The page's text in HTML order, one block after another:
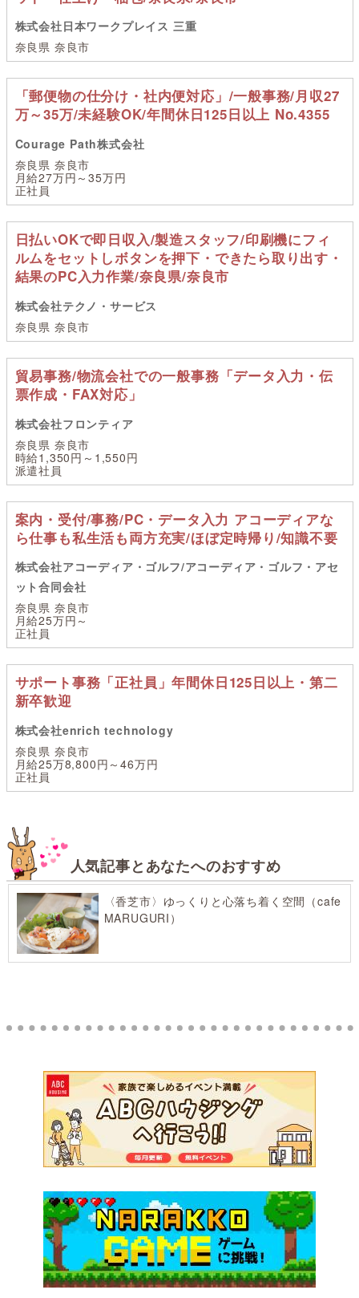
株式会社日本ワークプレイス 三重
奈良県 奈良市
「郵便物の仕分け・社内便対応」/一般事務/月収27
万～35万/未経験OK/年間休日125日以上 No.4355
Courage Path株式会社
奈良県 奈良市
月給27万円～35万円
正社員
日払いOKで即日収入/製造スタッフ/印刷機にフィ
ルムをセットしボタンを押下・できたら取り出す・
結果のPC入力作業/奈良県/奈良市
株式会社テクノ・サービス
奈良県 奈良市
貿易事務/物流会社での一般事務「データ入力・伝
票作成・FAX対応」
株式会社フロンティア
奈良県 奈良市
時給1,350円～1,550円
派遣社員
案内・受付/事務/PC・データ入力 アコーディアな
ら仕事も私生活も両方充実/ほぼ定時帰り/知識不要
株式会社アコーディア・ゴルフ/アコーディア・ゴルフ・アセ
ット合同会社
奈良県 奈良市
月給25万円～
正社員
サポート事務「正社員」年間休日125日以上・第二
新卒歓迎
株式会社enrich technology
奈良県 奈良市
月給25万8,800円～46万円
正社員
人気記事とあなたへのおすすめ
〈香芝市〉ゆっくりと心落ち着く空間（cafe
MARUGURI）